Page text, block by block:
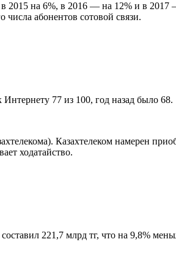
2015 на 6%, в 2016 — на 12% и в 2017
абонентов сотовой связи.
77 из 100, год назад было 68.
Казахтелеком намерен
ходатайство.
221,7 млрд тг, что на 9,8%